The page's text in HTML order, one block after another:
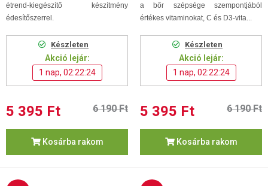
étrend-kiegészítő készítmény
édesítőszerrel.
Készleten
Akció lejár:
1 nap, 02:22:24
5 395 Ft 6 190 Ft
Kosárba rakom
a bőr szépsége szempontjából
értékes vitaminokat, C és D3-vita...
Készleten
Akció lejár:
1 nap, 02:22:24
5 395 Ft 6 190 Ft
Kosárba rakom